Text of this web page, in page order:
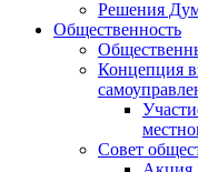
Решения
Общественность
Концепция
Совет